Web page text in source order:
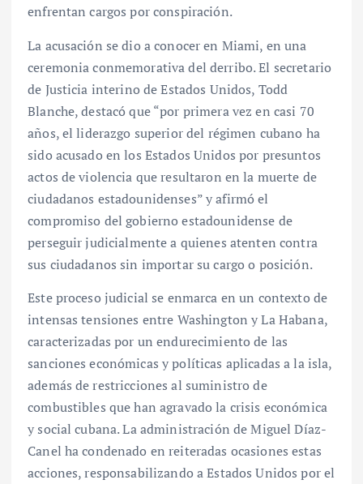
enfrentan cargos por conspiración.
La acusación se dio a conocer en Miami, en una
ceremonia conmemorativa del derribo. El secretario
de Justicia interino de Estados Unidos, Todd
Blanche, destacó que “por primera vez en casi 70
años, el liderazgo superior del régimen cubano ha
sido acusado en los Estados Unidos por presuntos
actos de violencia que resultaron en la muerte de
ciudadanos estadounidenses” y afirmó el
compromiso del gobierno estadounidense de
perseguir judicialmente a quienes atenten contra
sus ciudadanos sin importar su cargo o posición.
Este proceso judicial se enmarca en un contexto de
intensas tensiones entre Washington y La Habana,
caracterizadas por un endurecimiento de las
sanciones económicas y políticas aplicadas a la isla,
además de restricciones al suministro de
combustibles que han agravado la crisis económica
y social cubana. La administración de Miguel Díaz-
Canel ha condenado en reiteradas ocasiones estas
acciones, responsabilizando a Estados Unidos por el